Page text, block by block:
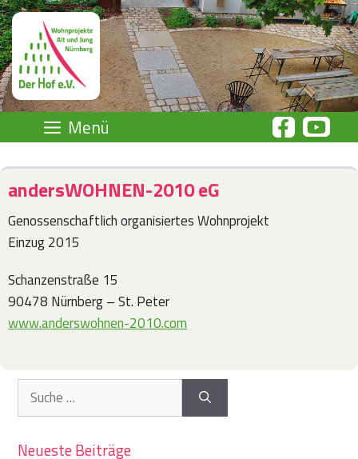
Zum
Inhalt
springen
Menü
andersWOHNEN-2010 eG
Genossenschaftlich organisiertes Wohnprojekt
Einzug 2015
Schanzenstraße 15
90478 Nürnberg – St. Peter
www.anderswohnen-2010.com
Suche
nach:
Neueste Beiträge